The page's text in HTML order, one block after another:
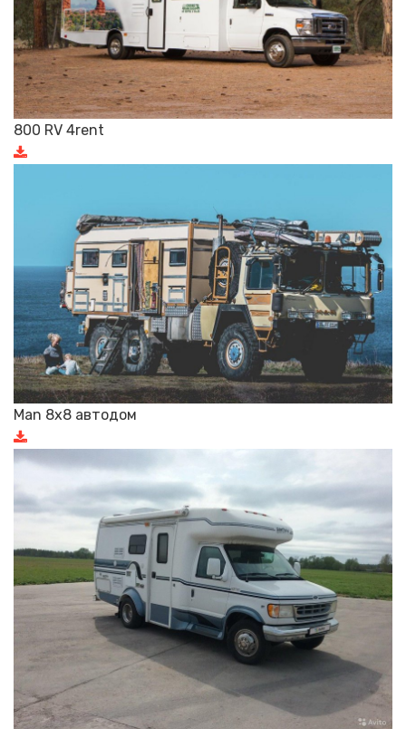
800 RV 4rent
Man 8x8 автодом